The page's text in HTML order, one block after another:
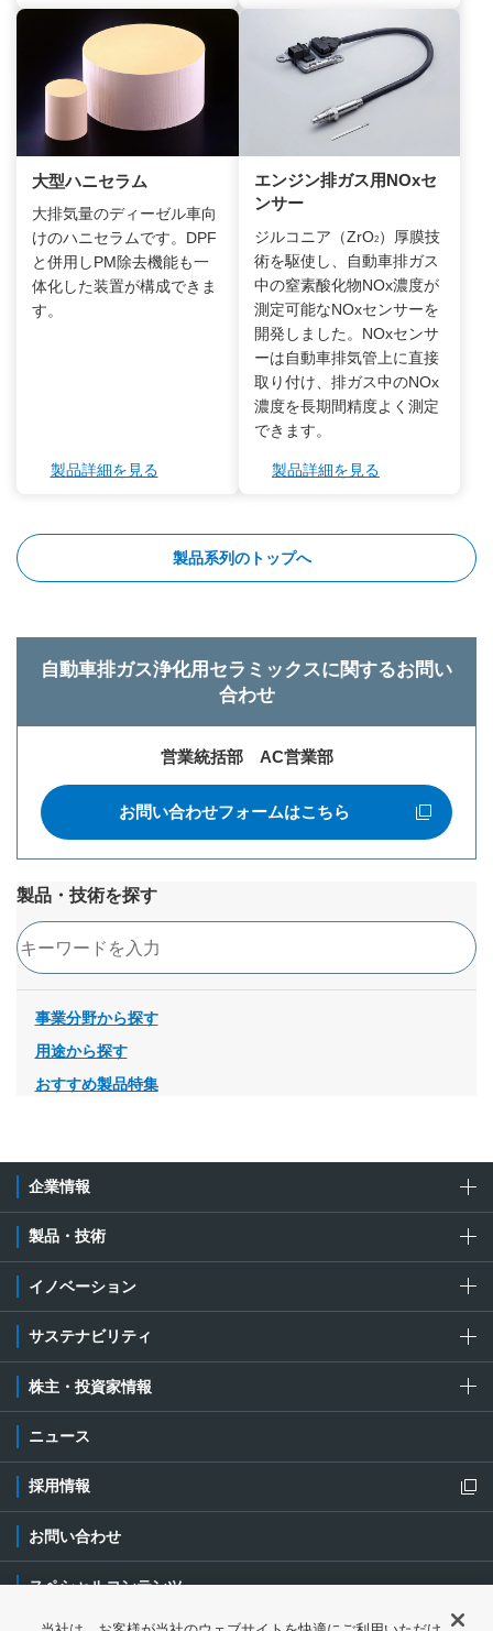
大型ハニセラム
大排気量のディーゼル車向
けのハニセラムです。DPF
と併用しPM除去機能も一
体化した装置が構成できま
す。
製品詳細を見る
エンジン排ガス用NOxセ
ンサー
ジルコニア（ZrO2）厚膜技
術を駆使し、自動車排ガス
中の窒素酸化物NOx濃度が
測定可能なNOxセンサーを
開発しました。NOxセンサ
ーは自動車排気管上に直接
取り付け、排ガス中のNOx
濃度を長期間精度よく測定
できます。
製品詳細を見る
製品系列のトップへ
自動車排ガス浄化用セラミックスに関するお問い
合わせ
営業統括部 AC営業部
お問い合わせフォームはこちら
新規ウィンドウを開きます
製品・技術を探す
事業分野から探す
用途から探す
おすすめ製品特集
企業情報
製品・技術
イノベーション
サステナビリティ
株主・投資家情報
ニュース
採用情報
新規ウィンドウを開きます
お問い合わせ
スペシャルコンテンツ